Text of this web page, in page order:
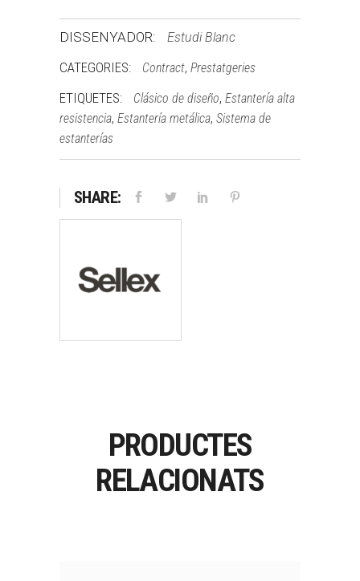
DISSENYADOR: Estudi Blanc
CATEGORIES: Contract, Prestatgeries
ETIQUETES: Clásico de diseño, Estantería alta
resistencia, Estantería metálica, Sistema de
estanterías
SHARE:
PRODUCTES
RELACIONATS